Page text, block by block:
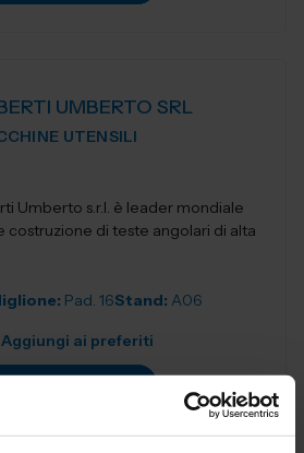
UMBERTO SRL
UTENSILI
Umberto s.r.l. è leader mondiale
costruzione di teste angolari di alta
Pad. 16Stand: A06
Aggiungi ai preferiti